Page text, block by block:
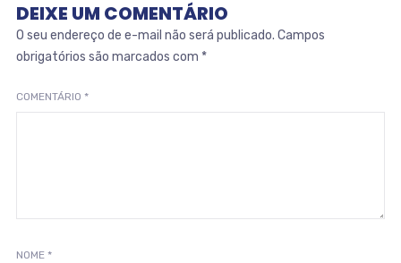
DEIXE UM COMENTÁRIO
O seu endereço de e-mail não será publicado. Campos
obrigatórios são marcados com *
COMENTÁRIO *
NOME *